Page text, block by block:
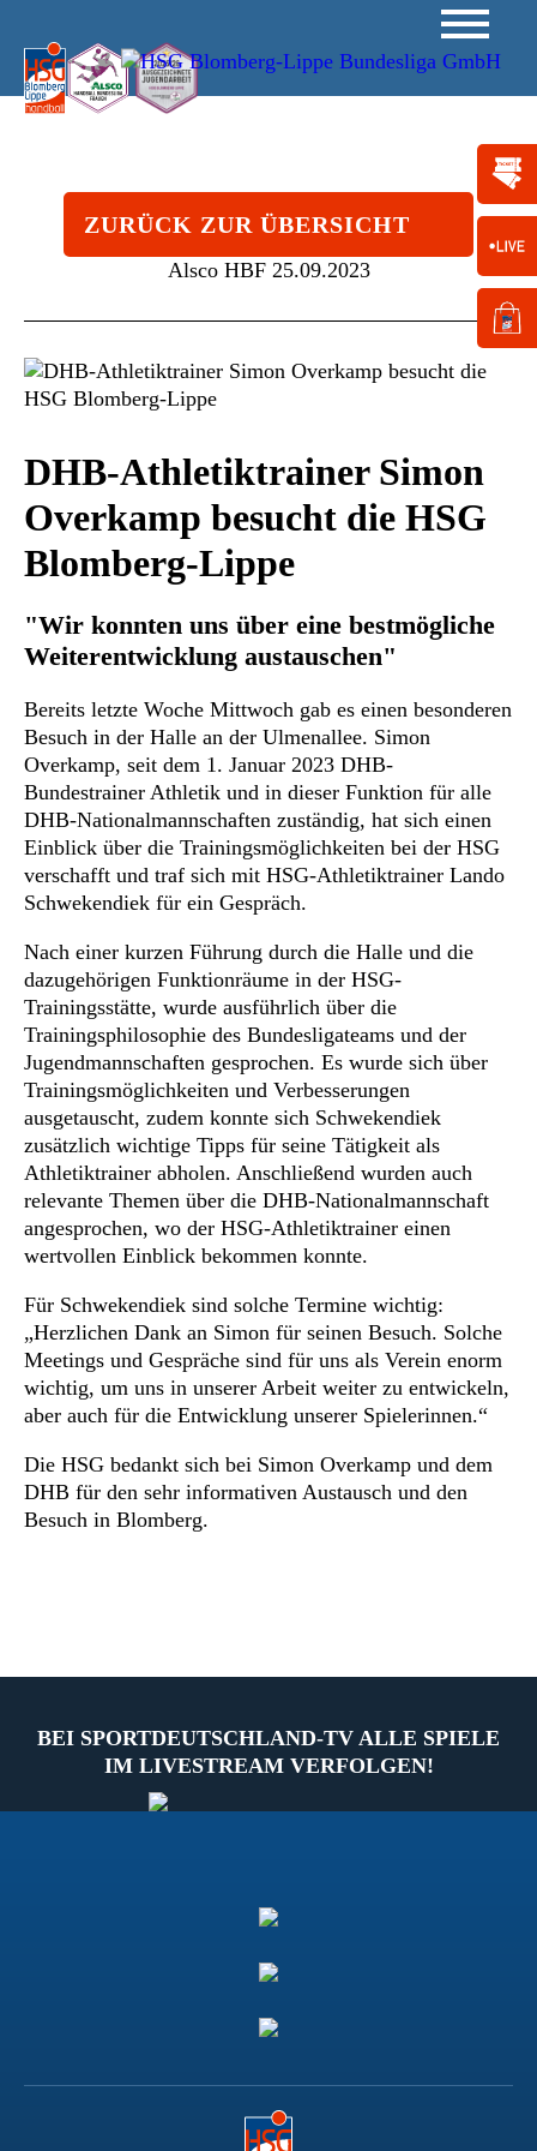
ZURÜCK ZUR ÜBERSICHT
Alsco HBF 25.09.2023
DHB-Athletiktrainer Simon
Overkamp besucht die HSG
Blomberg-Lippe
"Wir konnten uns über eine bestmögliche
Weiterentwicklung austauschen"
Bereits letzte Woche Mittwoch gab es einen besonderen
Besuch in der Halle an der Ulmenallee. Simon
Overkamp, seit dem 1. Januar 2023 DHB-
Bundestrainer Athletik und in dieser Funktion für alle
DHB-Nationalmannschaften zuständig, hat sich einen
Einblick über die Trainingsmöglichkeiten bei der HSG
verschafft und traf sich mit HSG-Athletiktrainer Lando
Schwekendiek für ein Gespräch.
Nach einer kurzen Führung durch die Halle und die
dazugehörigen Funktionräume in der HSG-
Trainingsstätte, wurde ausführlich über die
Trainingsphilosophie des Bundesligateams und der
Jugendmannschaften gesprochen. Es wurde sich über
Trainingsmöglichkeiten und Verbesserungen
ausgetauscht, zudem konnte sich Schwekendiek
zusätzlich wichtige Tipps für seine Tätigkeit als
Athletiktrainer abholen. Anschließend wurden auch
relevante Themen über die DHB-Nationalmannschaft
angesprochen, wo der HSG-Athletiktrainer einen
wertvollen Einblick bekommen konnte.
Für Schwekendiek sind solche Termine wichtig:
„Herzlichen Dank an Simon für seinen Besuch. Solche
Meetings und Gespräche sind für uns als Verein enorm
wichtig, um uns in unserer Arbeit weiter zu entwickeln,
aber auch für die Entwicklung unserer Spielerinnen.“
Die HSG bedankt sich bei Simon Overkamp und dem
DHB für den sehr informativen Austausch und den
Besuch in Blomberg.
BEI SPORTDEUTSCHLAND-TV ALLE SPIELE
IM LIVESTREAM VERFOLGEN!